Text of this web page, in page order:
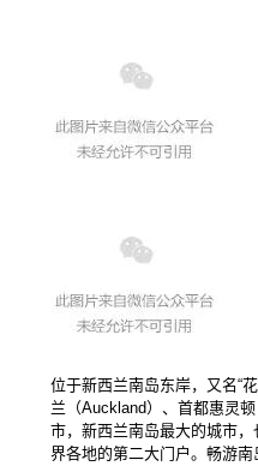
位于新西兰南岛东岸，又名“
兰（Auckland）、首都惠灵顿
市，新西兰南岛最大的城市
界各地的第二大门户。畅游